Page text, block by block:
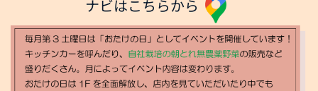
ナビはこちらから